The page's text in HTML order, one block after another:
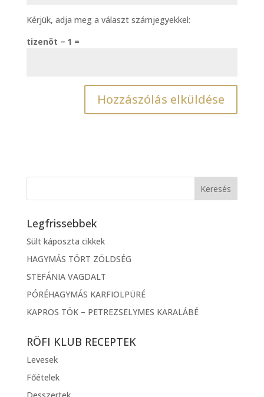
Kérjük, adja meg a választ számjegyekkel:
tizenöt − 1 =
Legfrissebbek
Sült káposzta cikkek
HAGYMÁS TÖRT ZÖLDSÉG
STEFÁNIA VAGDALT
PÓRÉHAGYMÁS KARFIOLPÜRÉ
KAPROS TÖK – PETREZSELYMES KARALÁBÉ
RÖFI KLUB RECEPTEK
Levesek
Főételek